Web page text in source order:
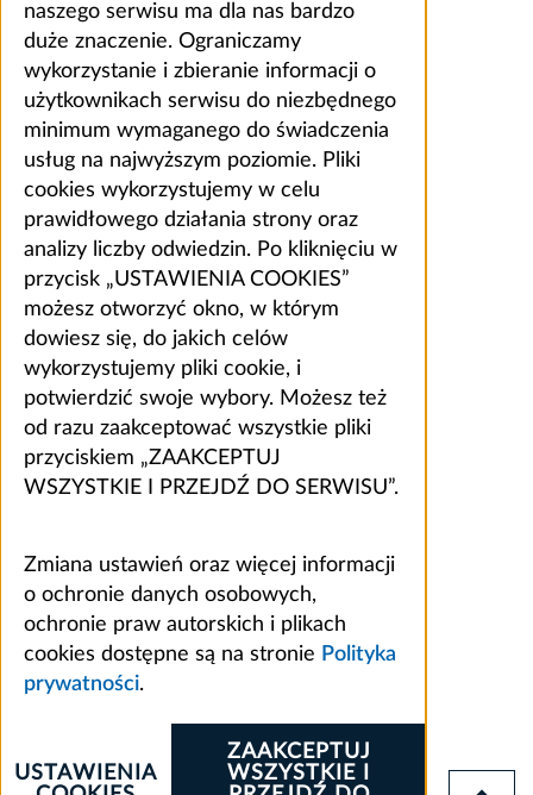
naszego serwisu ma dla nas bardzo
duże znaczenie. Ograniczamy
wykorzystanie i zbieranie informacji o
użytkownikach serwisu do niezbędnego
minimum wymaganego do świadczenia
usług na najwyższym poziomie. Pliki
cookies wykorzystujemy w celu
prawidłowego działania strony oraz
analizy liczby odwiedzin. Po kliknięciu w
przycisk „USTAWIENIA COOKIES”
możesz otworzyć okno, w którym
dowiesz się, do jakich celów
wykorzystujemy pliki cookie, i
potwierdzić swoje wybory. Możesz też
od razu zaakceptować wszystkie pliki
przyciskiem „ZAAKCEPTUJ
WSZYSTKIE I PRZEJDŹ DO SERWISU”.
Zmiana ustawień oraz więcej informacji
o ochronie danych osobowych,
ochronie praw autorskich i plikach
cookies dostępne są na stronie Polityka
prywatności.
ZAAKCEPTUJ
WSZYSTKIE I
USTAWIENIA